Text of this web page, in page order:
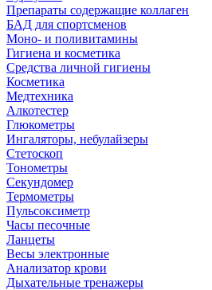
Препараты содержащие коллаген
БАД для спортсменов
Моно- и поливитамины
Гигиена и косметика
Средства личной гигиены
Косметика
Медтехника
Алкотестер
Глюкометры
Ингаляторы, небулайзеры
Стетоскоп
Тонометры
Секундомер
Термометры
Пульсоксиметр
Часы песочные
Ланцеты
Весы электронные
Анализатор крови
Дыхательные тренажеры